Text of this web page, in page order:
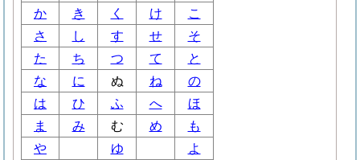
か
き く け
こ
さ
し す せ
そ
た
ち つ て
と
な
に ぬ ね
の
は
ひ ふ へ
ほ
ま
み む め
も
や
ゆ
よ